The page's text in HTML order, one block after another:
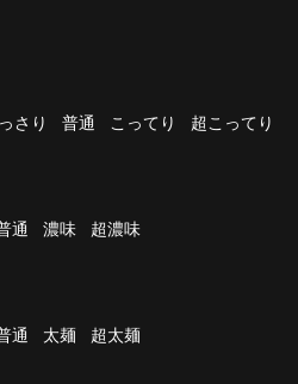
さり 普通 こってり 超こってり
通 濃味 超濃味
通 太麺 超太麺